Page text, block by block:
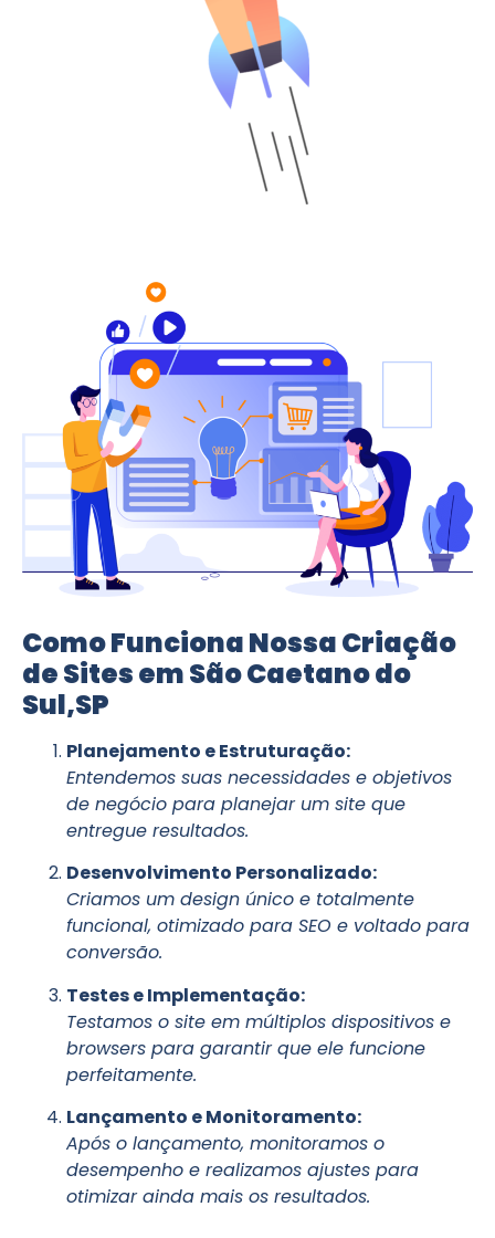
Como Funciona Nossa Criação
de Sites em São Caetano do
Sul,SP
Planejamento e Estruturação:
Entendemos suas necessidades e objetivos
de negócio para planejar um site que
entregue resultados.
Desenvolvimento Personalizado:
Criamos um design único e totalmente
funcional, otimizado para SEO e voltado para
conversão.
Testes e Implementação:
Testamos o site em múltiplos dispositivos e
browsers para garantir que ele funcione
perfeitamente.
Lançamento e Monitoramento:
Após o lançamento, monitoramos o
desempenho e realizamos ajustes para
otimizar ainda mais os resultados.